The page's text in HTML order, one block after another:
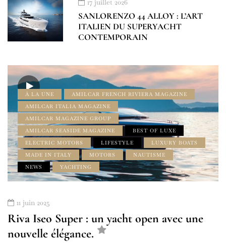
17 juillet 2026
SANLORENZO 44 ALLOY : L’ART
ITALIEN DU SUPERYACHT
CONTEMPORAIN
À LA UNE
AMILCAR FRENCH RIVIERA MAGAZINE
AMILCAR ITALIA MAGAZINE
AMILCAR MAGAZINE GROUP
AMILCAR SEASIDE MAGAZINE
BEST OF LUXE
ELECTRIC MOTORS
LIFESTYLE
LUXURY BOATS
MADE IN ITALY
MOTORS
NAUTISME
NEWS
YACHTING
11 juin 2025
Riva Iseo Super : un yacht open avec une
nouvelle élégance.